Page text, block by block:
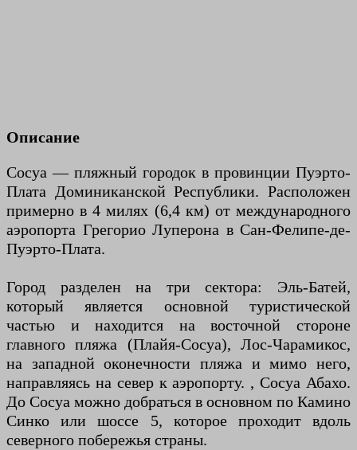
Описание
Сосуа — пляжный городок в провинции Пуэрто-
Плата Доминиканской Республики. Расположен
примерно в 4 милях (6,4 км) от международного
аэропорта Грегорио Луперона в Сан-Фелипе-де-
Пуэрто-Плата.
Город разделен на три сектора: Эль-Батей,
который является основной туристической
частью и находится на восточной стороне
главного пляжа (Плайя-Сосуа), Лос-Чарамикос,
на западной оконечности пляжа и мимо него,
направляясь на север к аэропорту. , Сосуа Абахо.
До Сосуа можно добраться в основном по Камино
Синко или шоссе 5, которое проходит вдоль
северного побережья страны.